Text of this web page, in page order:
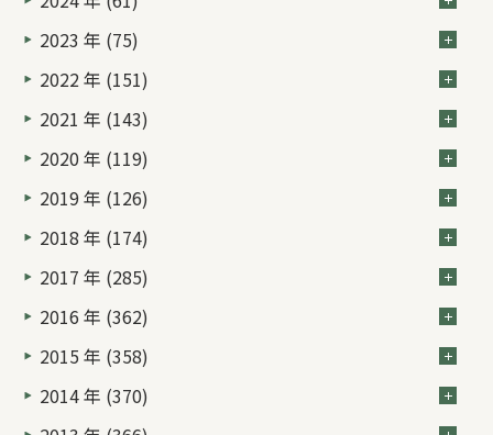
2023 年 (75)
2022 年 (151)
2021 年 (143)
2020 年 (119)
2019 年 (126)
2018 年 (174)
2017 年 (285)
2016 年 (362)
2015 年 (358)
2014 年 (370)